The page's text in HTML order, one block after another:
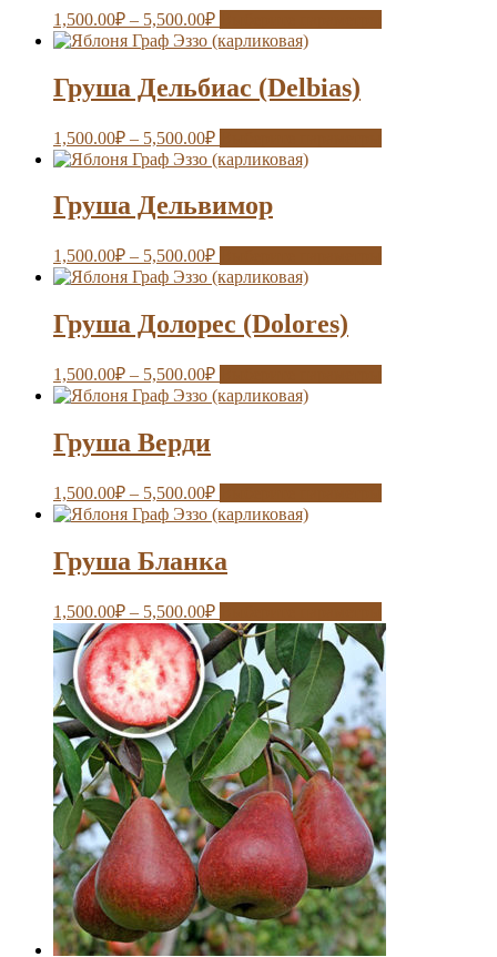
1,500.00₽ – 5,500.00₽
Груша Дельбиас (Delbias)
1,500.00₽ – 5,500.00₽
Груша Дельвимор
1,500.00₽ – 5,500.00₽
Груша Долорес (Dolores)
1,500.00₽ – 5,500.00₽
Груша Верди
1,500.00₽ – 5,500.00₽
Груша Бланка
1,500.00₽ – 5,500.00₽